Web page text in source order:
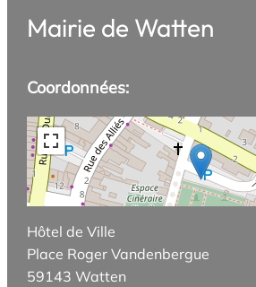
Mairie de Watten
Coordonnées:
Hôtel de Ville
Place Roger Vandenbergue
59143 Watten